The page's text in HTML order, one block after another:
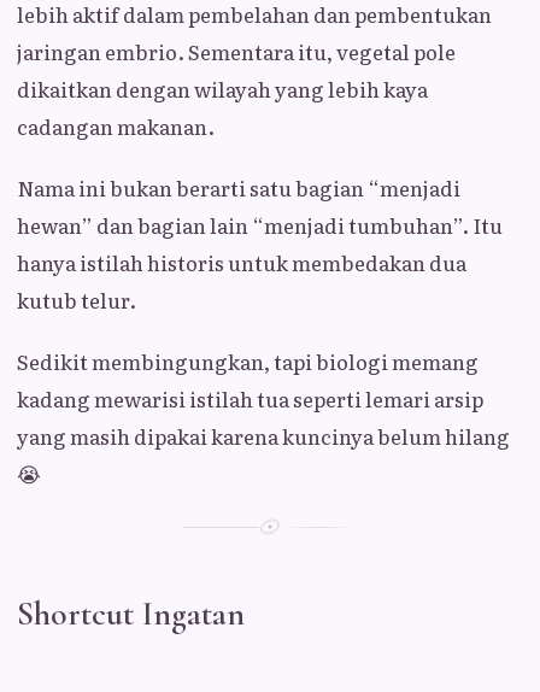
lebih aktif dalam pembelahan dan pembentukan
jaringan embrio. Sementara itu, vegetal pole
dikaitkan dengan wilayah yang lebih kaya
cadangan makanan.
Nama ini bukan berarti satu bagian “menjadi
hewan” dan bagian lain “menjadi tumbuhan”. Itu
hanya istilah historis untuk membedakan dua
kutub telur.
Sedikit membingungkan, tapi biologi memang
kadang mewarisi istilah tua seperti lemari arsip
yang masih dipakai karena kuncinya belum hilang
😭
Shortcut Ingatan